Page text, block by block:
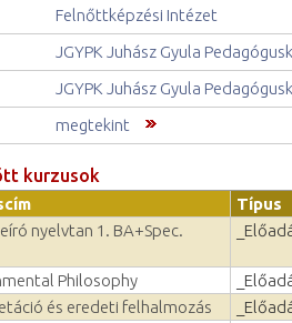
Felnőttképzési Intézet
JGYPK Juhász Gyula
JGYPK Juhász Gyula
megtekint
kurzusok
Típus
nyelvtan 1. BA+Spec.
Philosophy
és eredeti felhalmozás